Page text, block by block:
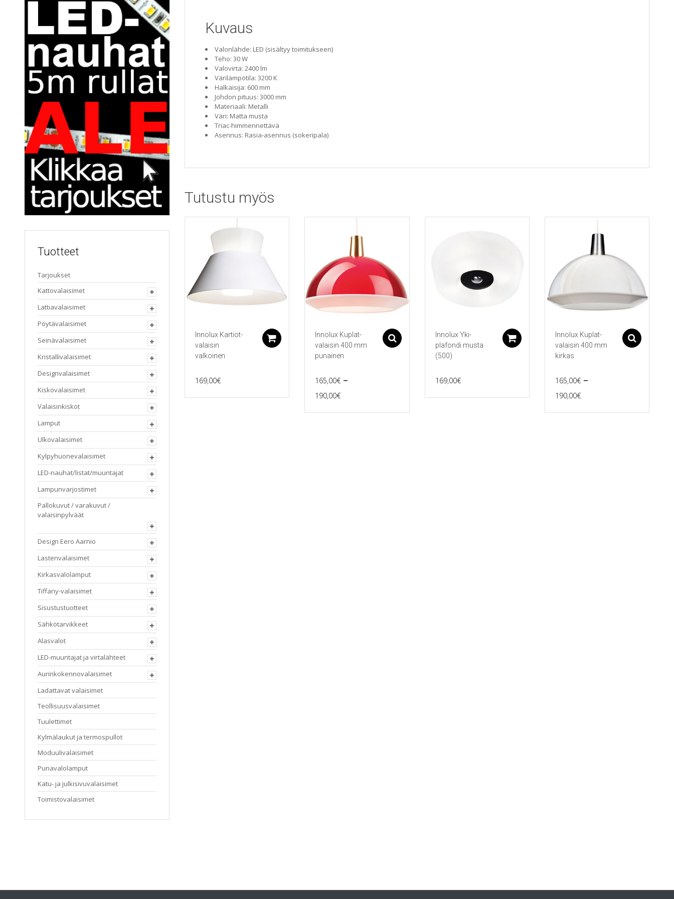
Kuvaus
Valonlähde: LED (sisältyy toimitukseen)
Teho: 30 W
Valovirta: 2400 lm
Värilämpötila: 3200 K
Halkaisija: 600 mm
Johdon pituus: 3000 mm
Materiaali: Metalli
Väri: Matta musta
Triac-himmennettävä
Asennus: Rasia-asennus (sokeripala)
Tutustu myös
Innolux Kartiot-
valaisin
valkoinen
169,00€
Lisää ostoskoriin
Innolux Kuplat-
valaisin 400 mm
punainen
165,00€ –
190,00€Price
range:
Asetukset
tuotteella
Innolux Yki-
plafondi musta
(500)
169,00€
Lisää ostoskoriin
Innolux Kuplat-
valaisin 400 mm
kirkas
165,00€ –
190,00€Price
range:
tuotteella
Tuotteet
Tarjoukset
Kattovalaisimet
Lattiavalaisimet
Pöytävalaisimet
Seinävalaisimet
Kristallivalaisimet
Designvalaisimet
Kiskovalaisimet
Valaisinkiskot
Lamput
Ulkovalaisimet
Kylpyhuonevalaisimet
LED-nauhat/listat/muuntajat
Lampunvarjostimet
Pallokuvut / varakuvut /
valaisinpylväät
Design Eero Aarnio
Lastenvalaisimet
Kirkasvalolamput
Tiffany-valaisimet
Sisustustuotteet
Sähkötarvikkeet
Alasvalot
LED-muuntajat ja virtalähteet
Aurinkokennovalaisimet
Ladattavat valaisimet
Teollisuusvalaisimet
Tuulettimet
Kylmälaukut ja termospullot
Moduulivalaisimet
Punavalolamput
Katu- ja julkisivuvalaisimet
Toimistovalaisimet